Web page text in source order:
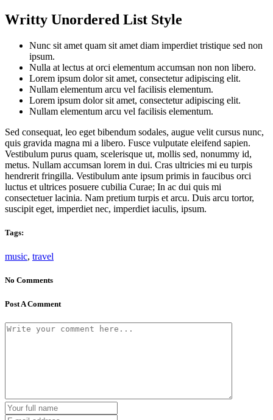
Writty Unordered List Style
Nunc sit amet quam sit amet diam imperdiet tristique sed non
ipsum.
Nulla at lectus at orci elementum accumsan non non libero.
Lorem ipsum dolor sit amet, consectetur adipiscing elit.
Nullam elementum arcu vel facilisis elementum.
Lorem ipsum dolor sit amet, consectetur adipiscing elit.
Nullam elementum arcu vel facilisis elementum.
Sed consequat, leo eget bibendum sodales, augue velit cursus nunc,
quis gravida magna mi a libero. Fusce vulputate eleifend sapien.
Vestibulum purus quam, scelerisque ut, mollis sed, nonummy id,
metus. Nullam accumsan lorem in dui. Cras ultricies mi eu turpis
hendrerit fringilla. Vestibulum ante ipsum primis in faucibus orci
luctus et ultrices posuere cubilia Curae; In ac dui quis mi
consectetuer lacinia. Nam pretium turpis et arcu. Duis arcu tortor,
suscipit eget, imperdiet nec, imperdiet iaculis, ipsum.
Tags:
music, travel
No Comments
Post A Comment